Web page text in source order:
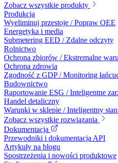
Zobacz wszystkie produkty
Produkcja
Wyeliminuj przestoje / Popraw OEE
Energetyka i media
Submetering EED / Zdalne odczyty
Rolnictwo
Ochrona zbiorów / Ekstremalne
Ochrona zdrowia
Zgodność z GDP / Monitoring
Budownictwo
Raportowanie ESG / Inteligentne
Handel detaliczny
Warunki w sklepie / Inteligentny
Zobacz wszystkie rozwiązania
Dokumentacja
Przewodniki i dokumentacja API
Artykuły na blogu
Spostrzeżenia i nowości produktowe